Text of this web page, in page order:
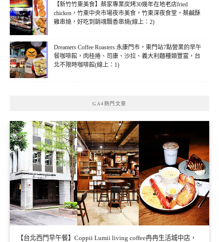
【新竹竹東美食】蔡家專業炭烤30幾年在地老店fried
chicken，竹東中央市場夜市美食，竹東深夜食堂，蔡鹹酥
雞串燒，好吃到銷魂飄香串燒(線上：2)
Dreamers Coffee Roasters 永康門市，東門站7點營業的早午
餐咖啡館，肉桂捲、司康、沙拉、義大利麵種類豐富，台
北不限時咖啡館(線上：1)
GA4熱門文章
【台北西門早午餐】Coppii Lumii living coffee冉冉生活城中店，